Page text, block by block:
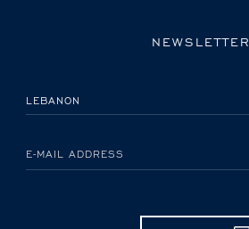
NEWSLETTER
E-MAIL ADDRESS